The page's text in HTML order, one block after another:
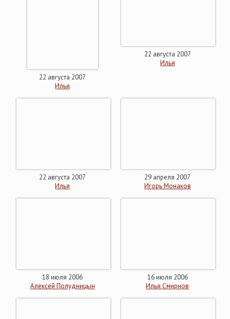
22 августа 2007
Илья
22 августа 2007
Илья
22 августа 2007
Илья
29 апреля 2007
Игорь Монаков
18 июля 2006
Алексей Полудницын
16 июля 2006
Илья Смирнов